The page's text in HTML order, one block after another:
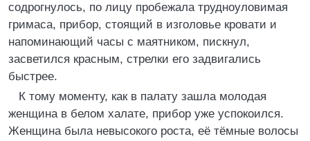
содрогнулось, по лицу пробежала трудноуловимая
гримаса, прибор, стоящий в изголовье кровати и
напоминающий часы с маятником, пискнул,
засветился красным, стрелки его задвигались
быстрее.
К тому моменту, как в палату зашла молодая
женщина в белом халате, прибор уже успокоился.
Женщина была невысокого роста, её тёмные волосы